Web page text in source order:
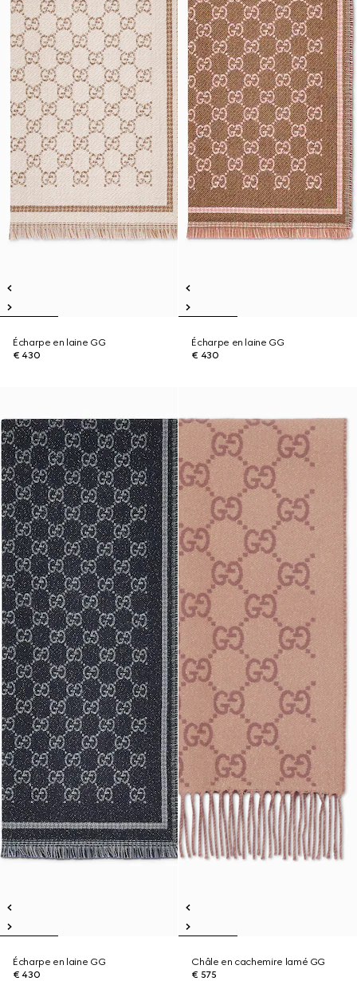
Écharpe en laine GG
€ 430
Écharpe en laine GG
€ 430
Écharpe en laine GG
€ 430
Châle en cachemire lamé GG
€ 575